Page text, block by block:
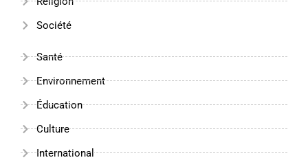
Société
Santé
Environnement
Éducation
Culture
International